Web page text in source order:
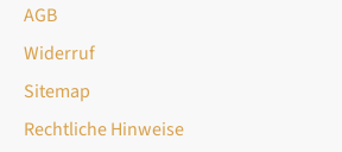
AGB
Widerruf
Sitemap
Rechtliche Hinweise